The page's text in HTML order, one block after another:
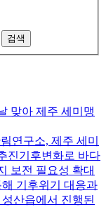
검색
맞아 제주 세미맹
연구소, 제주 세미
진기후변화로 바다
보전 필요성 확대
기후위기 대응과
산읍에서 진행된